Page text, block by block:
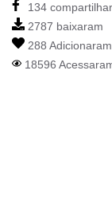
134
2787 baixaram
288
18596